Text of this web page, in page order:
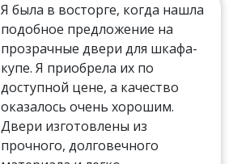
Я была в восторге, когда нашла
подобное предложение на
прозрачные двери для шкафа-
купе. Я приобрела их по
доступной цене, а качество
оказалось очень хорошим.
Двери изготовлены из
прочного, долговечного